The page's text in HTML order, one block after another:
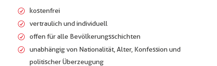
kostenfrei
vertraulich und individuell
offen für alle Bevölkerungsschichten
unabhängig von Nationalität, Alter, Konfession und
politischer Überzeugung